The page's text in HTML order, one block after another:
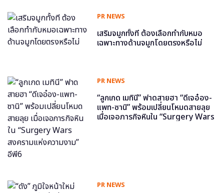
PR NEWS
เสริมจมูกทั้งที ต้องเลือกทำกับหมอ
เฉพาะทางด้านจมูกโดยตรงหรือไม่
PR NEWS
“ลูกเกด เมทินี” ฟาดสายฮา “ดีเจอ๋อง-
แพท-ซานิ” พร้อมเปลี่ยนโหมดสายลุย
เมื่อเจอภารกิจหินใน “Surgery Wars
PR NEWS